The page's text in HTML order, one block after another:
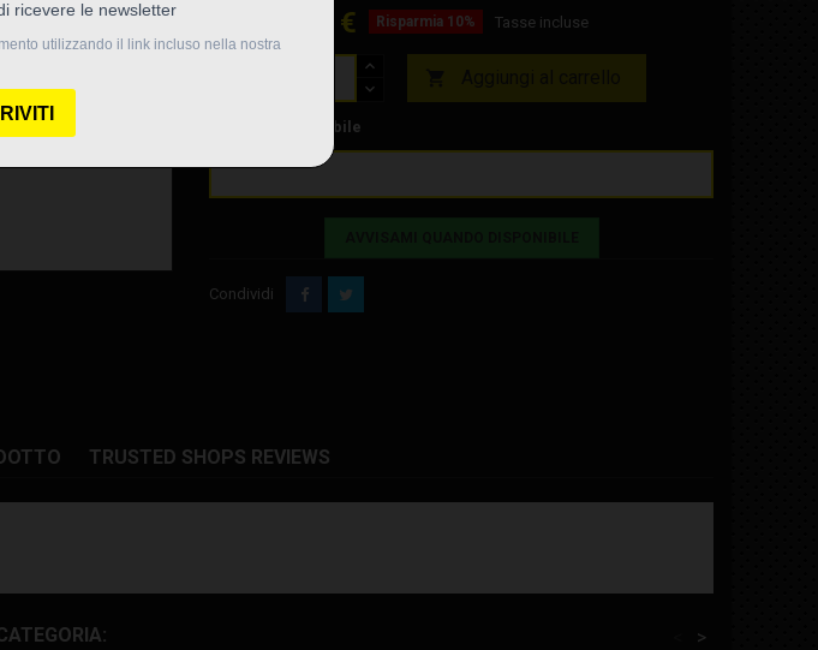
4,69 € Risparmia 10% Tasse incluse
Non disponibile
Condividi
TRUSTED SHOPS REVIEWS
>